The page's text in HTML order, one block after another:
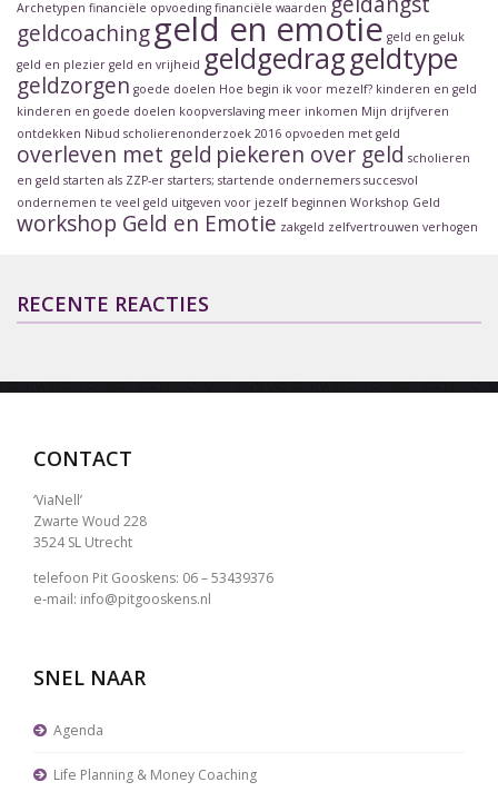
Archetypen financiële opvoeding financiële waarden
geldcoachinggeld en emotie geld en geluk
geld en plezier geld en vrijheid geldgedraggeldtype
geldzorgen goede doelen Hoe begin ik voor mezelf? kinderen en geld
kinderen en goede doelen koopverslaving meer inkomen Mijn drijfveren
ontdekken Nibud scholierenonderzoek 2016 opvoeden met geld
overleven met geld piekeren over geld scholieren
en geld starten als ZZP-er starters; startende ondernemers succesvol
ondernemen te veel geld uitgeven voor jezelf beginnen Workshop Geld
workshop Geld en Emotie zakgeld zelfvertrouwen verhogen
RECENTE REACTIES
CONTACT
‘ViaNell’
Zwarte Woud 228
3524 SL Utrecht
telefoon Pit Gooskens: 06 – 53439376
e-mail: info@pitgooskens.nl
SNEL NAAR
Agenda
Life Planning & Money Coaching